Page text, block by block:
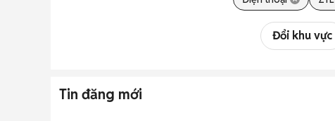
Đổi khu vực
Tin đăng mới